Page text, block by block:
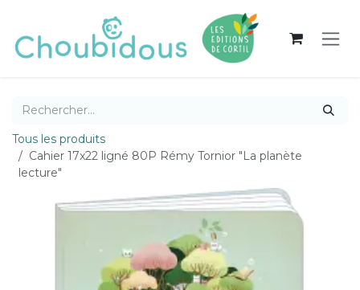
Tous les produits
Cahier 17x22 ligné 80P Rémy Tornior "La planète
lecture"